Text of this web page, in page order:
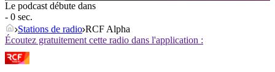
Le podcast débute dans
- 0 sec.
Stations de radio RCF Alpha
Écoutez gratuitement cette radio dans l'application :